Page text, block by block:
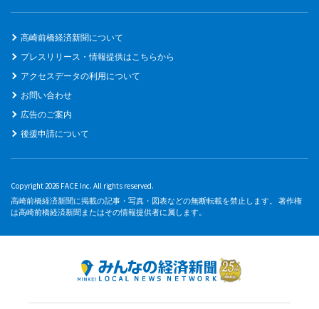
高崎前橋経済新聞について
プレスリリース・情報提供はこちらから
アクセスデータの利用について
お問い合わせ
広告のご案内
後援申請について
Copyright 2026 FACE Inc. All rights reserved.
高崎前橋経済新聞に掲載の記事・写真・図表などの無断転載を禁止します。 著作権
は高崎前橋経済新聞またはその情報提供者に属します。